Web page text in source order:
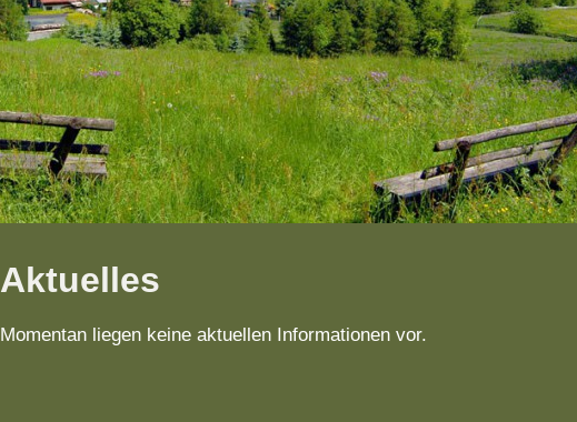
Aktuelles
Momentan liegen keine aktuellen Informationen vor.